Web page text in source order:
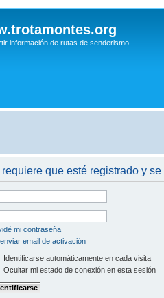
información de rutas de senderismo
que esté registrado y
mi contraseña
email de activación
Identificarse automáticamente en cada visita
Ocultar mi estado de conexión en esta sesión